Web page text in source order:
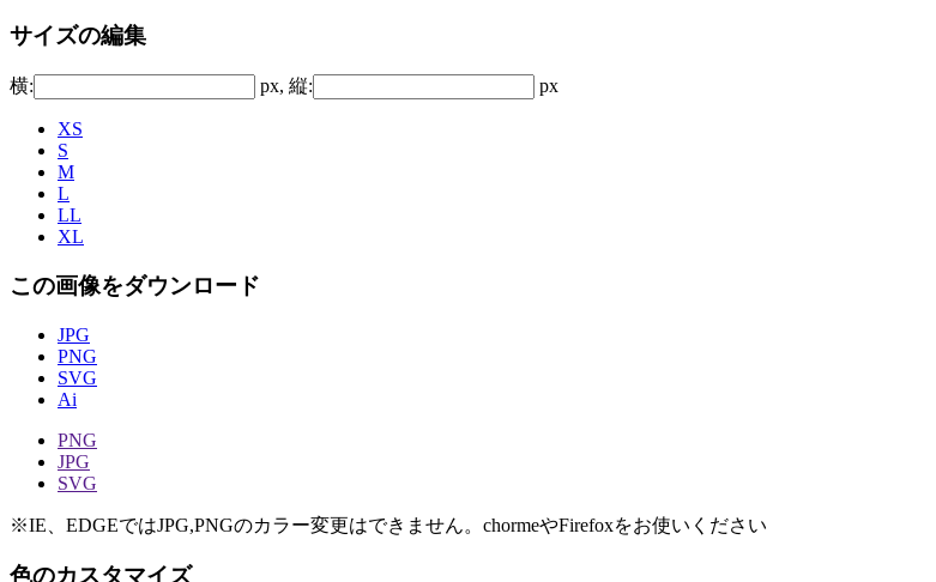
サイズの編集
横: px, 縦: px
XS
S
M
L
LL
XL
この画像をダウンロード
JPG
PNG
SVG
Ai
PNG
JPG
SVG
※IE、EDGEではJPG,PNGのカラー変更はできません。chormeやFirefoxをお使いください
色のカスタマイズ